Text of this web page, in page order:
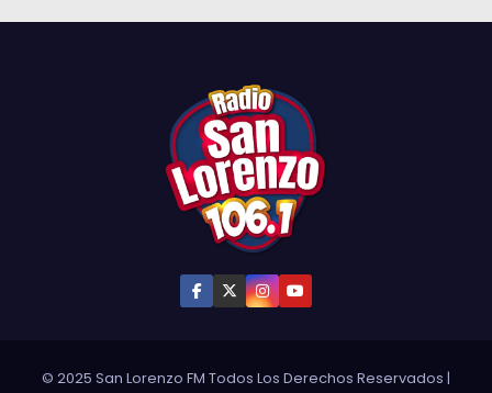
© 2025 San Lorenzo FM Todos Los Derechos Reservados |